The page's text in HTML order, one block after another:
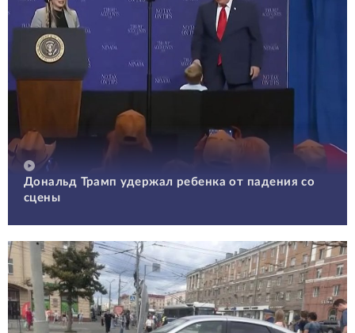
Дональд Трамп удержал ребенка от падения со
сцены